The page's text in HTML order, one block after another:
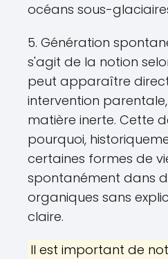
océans sous-
5. Génération
s'agit de la notion
peut apparaître
intervention
matière inerte. Cette
pourquoi,
certaines formes de
spontanément dans
organiques sans
claire.
Il est important de